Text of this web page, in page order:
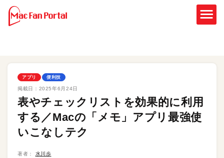
アプリ 便利技
掲載日： 2025年6月24日
表やチェックリストを効果的に利用
する／Macの「メモ」アプリ最強使
いこなしテク
著者： 水川歩